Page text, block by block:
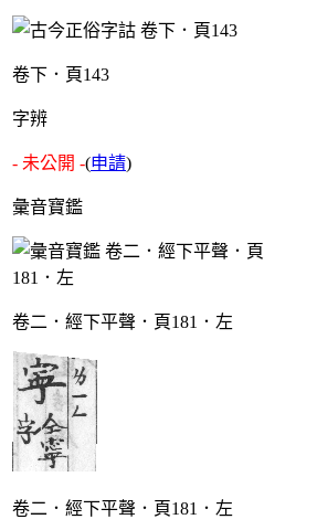
卷下．頁143
字辨
- 未公開 -(申請)
彙音寶鑑
卷二．經下平聲．頁181．左
卷二．經下平聲．頁181．左